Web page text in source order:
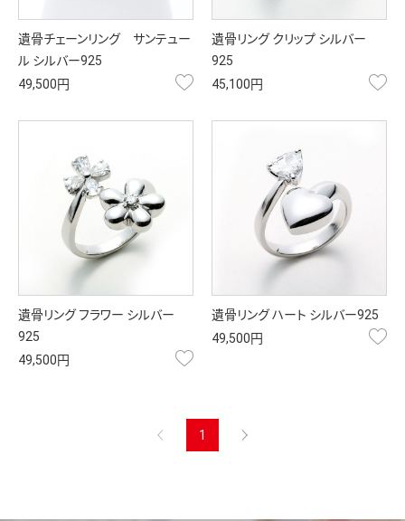
遺骨チェーンリング サンテュー
ル シルバー925
49,500円
お気に入り
遺骨リング クリップ シルバー
925
45,100円
遺骨リング フラワー シルバー
925
49,500円
遺骨リング ハート シルバー925
49,500円
1